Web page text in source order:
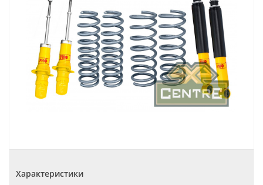
Характеристики